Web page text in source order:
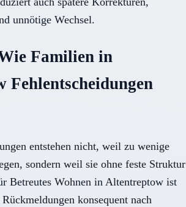
unnötige Wechsel.
Familien in
Fehlentscheidungen
entstehen nicht, weil zu wenige
sondern weil sie ohne feste Struktur
Betreutes Wohnen in Altentreptow ist
konsequent nach